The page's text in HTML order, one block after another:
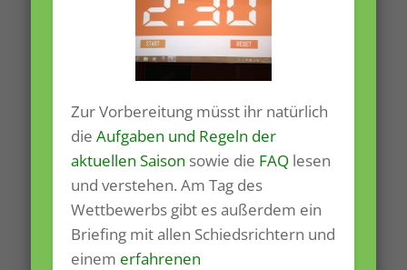
Zur Vorbereitung müsst ihr natürlich
dieAufgaben und Regeln der
aktuellen Saison sowie die FAQ lesen
und verstehen. Am Tag des
Wettbewerbs gibt es außerdem ein
Briefing mit allen Schiedsrichtern und
einem erfahrenen